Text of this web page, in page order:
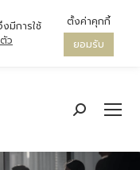
Search:
มีการใช้
ว
ตั้งค่าคุกกี้
ยอมรับ